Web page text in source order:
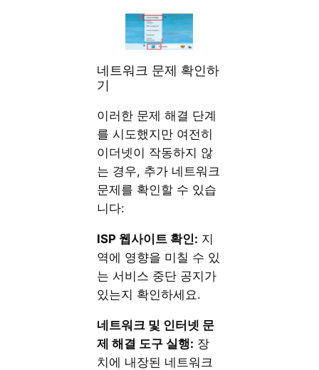
네트워크 문제 확인하
기
이러한 문제 해결 단계
를 시도했지만 여전히
이더넷이 작동하지 않
는 경우, 추가 네트워크
문제를 확인할 수 있습
니다:
ISP 웹사이트 확인: 지
역에 영향을 미칠 수 있
는 서비스 중단 공지가
있는지 확인하세요.
네트워크 및 인터넷 문
제 해결 도구 실행: 장
치에 내장된 네트워크